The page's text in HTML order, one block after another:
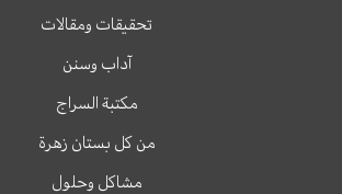
تحقيقات ومقالات
آداب وسنن
مكتبة السراج
من كل بستان زهرة
مشاكل وحلول